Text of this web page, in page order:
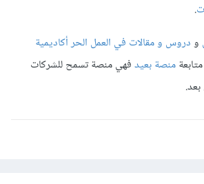
.
ودروس و مقالات في العمل الحر أكاديمية
منصة بعيدفهي منصة تسمح للشركات